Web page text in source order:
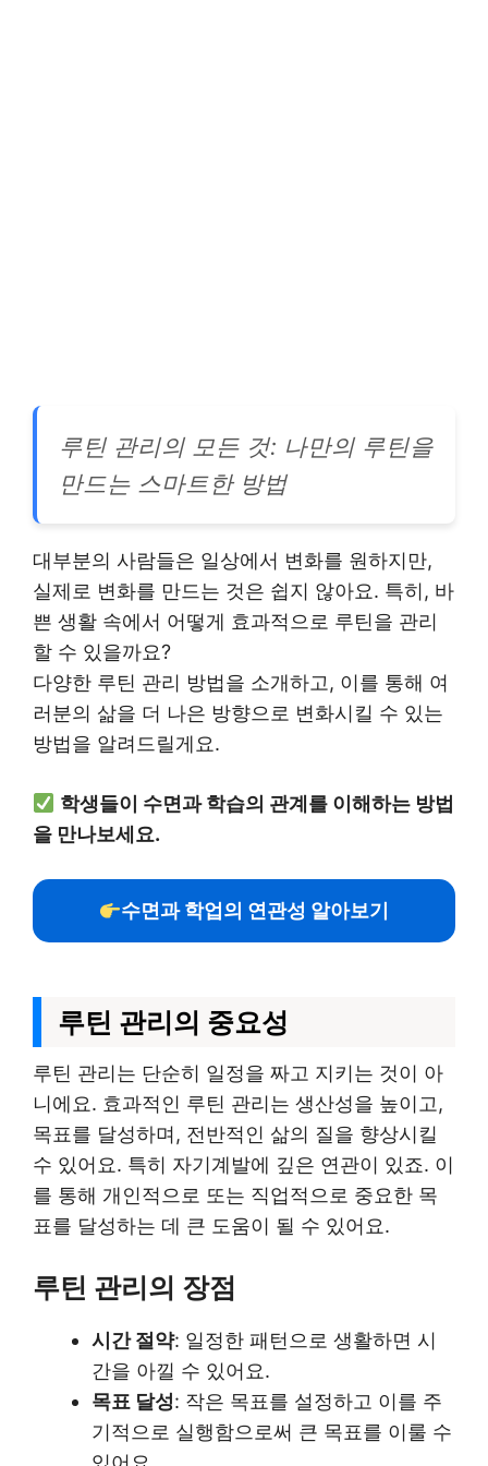
루틴 관리의 모든 것: 나만의 루틴을
만드는 스마트한 방법
대부분의 사람들은 일상에서 변화를 원하지만,
실제로 변화를 만드는 것은 쉽지 않아요. 특히, 바
쁜 생활 속에서 어떻게 효과적으로 루틴을 관리
할 수 있을까요?
다양한 루틴 관리 방법을 소개하고, 이를 통해 여
러분의 삶을 더 나은 방향으로 변화시킬 수 있는
방법을 알려드릴게요.
학생들이 수면과 학습의 관계를 이해하는 방법
을 만나보세요.
수면과 학업의 연관성 알아보기
루틴 관리의 중요성
루틴 관리는 단순히 일정을 짜고 지키는 것이 아
니에요. 효과적인 루틴 관리는 생산성을 높이고,
목표를 달성하며, 전반적인 삶의 질을 향상시킬
수 있어요. 특히 자기계발에 깊은 연관이 있죠. 이
를 통해 개인적으로 또는 직업적으로 중요한 목
표를 달성하는 데 큰 도움이 될 수 있어요.
루틴 관리의 장점
시간 절약: 일정한 패턴으로 생활하면 시
간을 아낄 수 있어요.
목표 달성: 작은 목표를 설정하고 이를 주
기적으로 실행함으로써 큰 목표를 이룰 수